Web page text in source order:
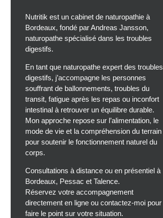
Nutritik est un cabinet de naturopathie à
Bordeaux, fondé par Andreas Jansson,
naturopathe spécialisé dans les troubles
digestifs.
En tant que naturopathe expert des troubles
digestifs, j’accompagne les personnes
souffrant de ballonnements, troubles du
transit, fatigue après les repas ou inconfort
intestinal à retrouver un équilibre durable.
Mon approche repose sur l’alimentation, le
mode de vie et la compréhension du terrain
pour soutenir le fonctionnement naturel du
corps.
Consultations à distance ou en présentiel à
Bordeaux, Pessac et Talence.
Réservez votre accompagnement
directement en ligne ou contactez-moi pour
faire le point sur votre situation.